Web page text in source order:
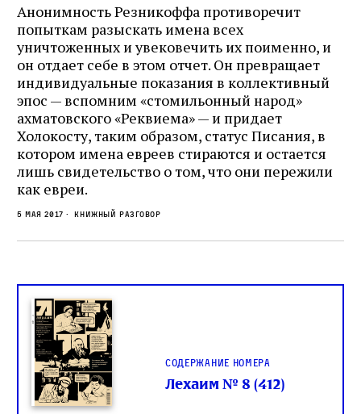
Анонимность Резникоффа противоречит
попыткам разыскать имена всех
уничтоженных и увековечить их поименно, и
он отдает себе в этом отчет. Он превращает
индивидуальные показания в коллективный
эпос — вспомним «стомильонный народ»
ахматовского «Реквиема» — и придает
Холокосту, таким образом, статус Писания, в
котором имена евреев стираются и остается
лишь свидетельство о том, что они пережили
как евреи.
5 мая 2017 Книжный разговор
Содержание номера
Лехаим № 8 (412)